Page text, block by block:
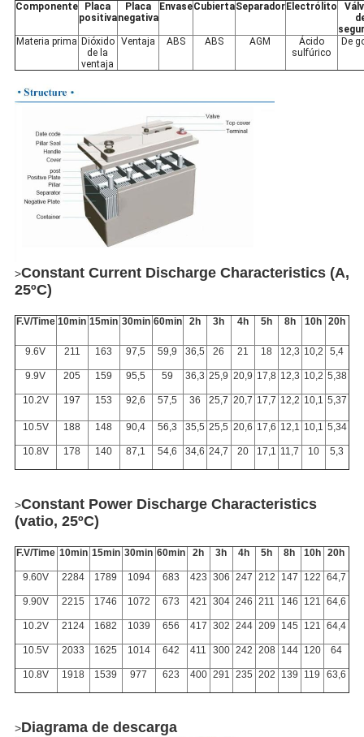
Componente
Placa
positiva
Placa
negativa
EnvaseCubiertaSeparador Electrólito
Materia prima Dióxido
de la
ventaja
Ventaja ABS ABS AGM
Ácido
sulfúrico
De
>Constant Current Discharge Characteristics (A,
25ºC)
F.V/Time 10min 15min 30min 60min 2h 3h 4h 5h 8h 10h 20h
9.6V 211 163 97,5 59,9 36,5 26 21 18 12,3 10,2 5,4
9.9V 205 159 95,5 59 36,3 25,9 20,9 17,8 12,3 10,2 5,38
10.2V 197 153 92,6 57,5 36 25,7 20,7 17,7 12,2 10,1 5,37
10.5V 188 148 90,4 56,3 35,5 25,5 20,6 17,6 12,1 10,1 5,34
10.8V 178 140 87,1 54,6 34,6 24,7 20 17,1 11,7 10 5,3
>Constant Power Discharge Characteristics
(vatio, 25ºC)
F.V/Time 10min 15min 30min 60min 2h 3h 4h 5h 8h 10h 20h
9.60V 2284 1789 1094 683 423 306 247 212 147 122 64,7
9.90V 2215 1746 1072 673 421 304 246 211 146 121 64,6
10.2V 2124 1682 1039 656 417 302 244 209 145 121 64,4
10.5V 2033 1625 1014 642 411 300 242 208 144 120 64
10.8V 1918 1539 977 623 400 291 235 202 139 119 63,6
>Diagrama de descarga